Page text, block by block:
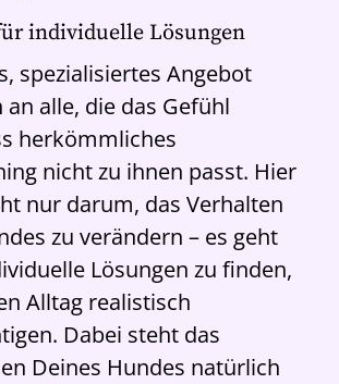
individuelle Lösungen
spezialisiertes Angebot
alle, die das Gefühl
herkömmliches
nicht zu ihnen passt. Hier
nur darum, das Verhalten
zu verändern – es geht
Lösungen zu finden,
Alltag realistisch
Dabei steht das
Deines Hundes natürlich